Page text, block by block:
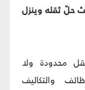
حلّ ثقله وينزل
محدودة ولا
والتكاليف